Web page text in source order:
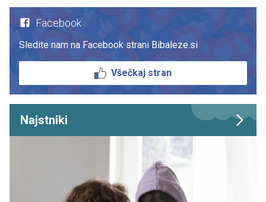
Facebook
Sledite nam na Facebook strani Bibaleze.si
Všečkaj stran
Najstniki